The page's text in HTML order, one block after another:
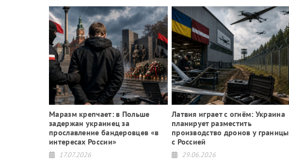
Маразм крепчает: в Польше
задержан украинец за
прославление бандеровцев «в
интересах России»
17.07.2026
Латвия играет с огнём: Украина
планирует разместить
производство дронов у границы
с Россией
29.06.2026